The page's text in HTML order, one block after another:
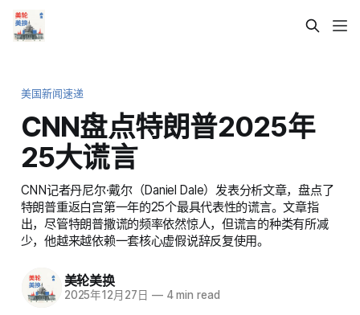
美国新闻速递
CNN盘点特朗普2025年
25大谎言
CNN记者丹尼尔·戴尔（Daniel Dale）发表分析文章，盘点了
特朗普重返白宫第一年的25个最具代表性的谎言。文章指
出，尽管特朗普撒谎的频率依然惊人，但谎言的种类有所减
少，他越来越依赖一套核心虚假说辞反复使用。
美轮美换
2025年12月27日 —4 min read